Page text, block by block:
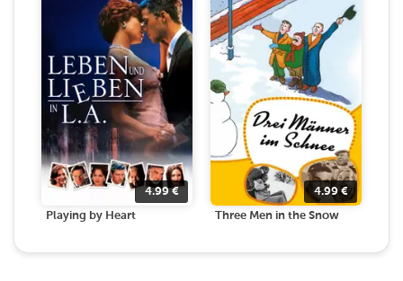
4.99€
Playing by Heart
4.99€
Three Men in the Snow